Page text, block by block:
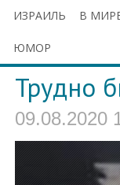
ИЗРАИЛЬ В
ЮМОР
Трудно
09.08.2020